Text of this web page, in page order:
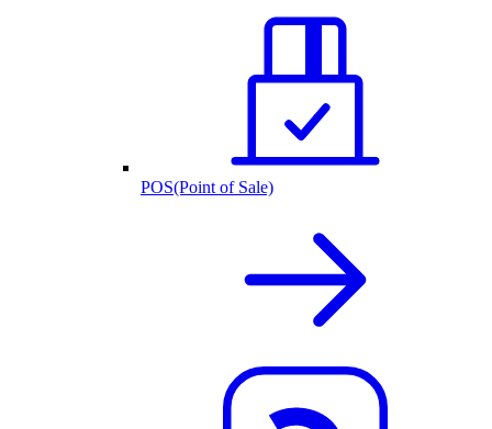
POS(Point of Sale)